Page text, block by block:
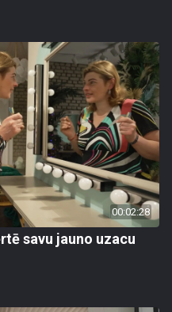
00:02:28
savu jauno uzacu